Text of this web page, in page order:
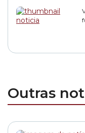
Outras